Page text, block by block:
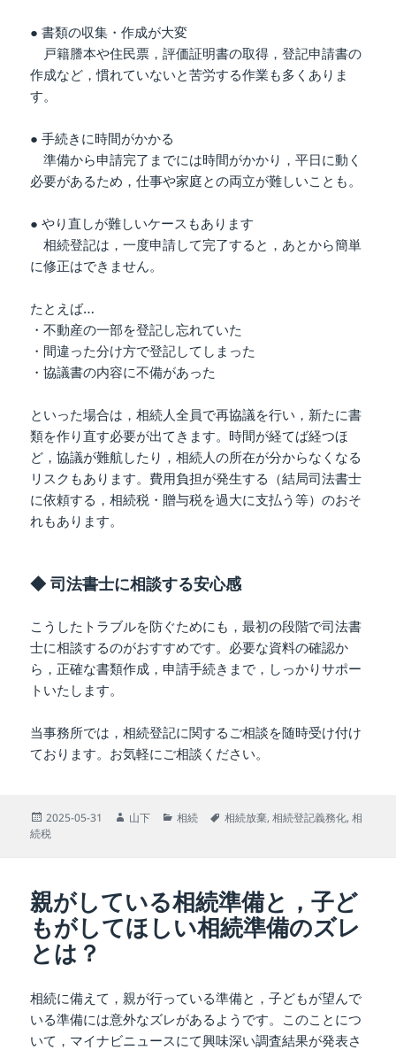
● 書類の収集・作成が大変
戸籍謄本や住民票，評価証明書の取得，登記申請書の
作成など，慣れていないと苦労する作業も多くありま
す。
● 手続きに時間がかかる
準備から申請完了までには時間がかかり，平日に動く
必要があるため，仕事や家庭との両立が難しいことも。
● やり直しが難しいケースもあります
相続登記は，一度申請して完了すると，あとから簡単
に修正はできません。
たとえば…
・不動産の一部を登記し忘れていた
・間違った分け方で登記してしまった
・協議書の内容に不備があった
といった場合は，相続人全員で再協議を行い，新たに書
類を作り直す必要が出てきます。時間が経てば経つほ
ど，協議が難航したり，相続人の所在が分からなくなる
リスクもあります。費用負担が発生する（結局司法書士
に依頼する，相続税・贈与税を過大に支払う等）のおそ
れもあります。
◆ 司法書士に相談する安心感
こうしたトラブルを防ぐためにも，最初の段階で司法書
士に相談するのがおすすめです。必要な資料の確認か
ら，正確な書類作成，申請手続きまで，しっかりサポー
トいたします。
当事務所では，相続登記に関するご相談を随時受け付け
ております。お気軽にご相談ください。
投
稿
2025-05-31
作
山下
カ
相続
タ
相続放棄,相続登記義務化,相
続税
親がしている相続準備と，子ど
もがしてほしい相続準備のズレ
とは？
相続に備えて，親が行っている準備と，子どもが望んで
いる準備には意外なズレがあるようです。このことにつ
いて，マイナビニュースにて興味深い調査結果が発表さ